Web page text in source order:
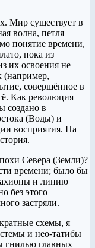
Мир существует в
волна, петля
понятие времени,
пока из
их освоения не
(например,
совершённое в
Как революция
создано в
(Воды) и
восприятия. На
Севера (Земли)?
времени; было бы
и линию
без этого
застряли.
схемы, я
и нео-татибы
гнилью главных